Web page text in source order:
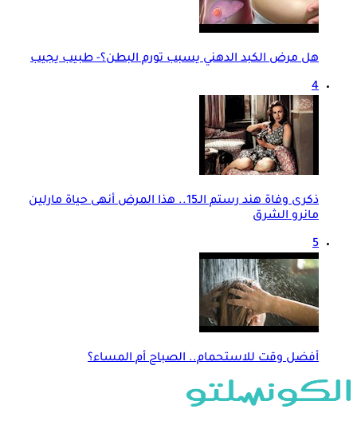
هل مرض الكبد الدهني يسبب تورم البطن؟- طبيب يجيب
4
ذكرى وفاة هند رستم الـ15.. هذا المرض أنهى حياة مارلين
مانرو الشرق
5
أفضل وقت للاستحمام.. الصباح أم المساء؟